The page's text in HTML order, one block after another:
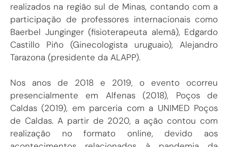
realizados na região sul de Minas, contando com a
participação de professores internacionais como
Baerbel Junginger (fisioterapeuta alemã), Edgardo
Castillo Piño (Ginecologista uruguaio), Alejandro
Tarazona (presidente da ALAPP).
Nos anos de 2018 e 2019, o evento ocorreu
presencialmente em Alfenas (2018), Poços de
Caldas (2019), em parceria com a UNIMED Poços
de Caldas. A partir de 2020, a ação contou com
realização no formato online, devido aos